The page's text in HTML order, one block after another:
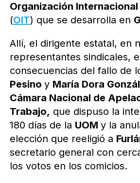
Organización
(OIT) que se desarrolla en
Allí, el dirigente estatal, en
representantes sindicales,
consecuencias del fallo de
Pesino y María Dora
Cámara Nacional de
Trabajo, que dispuso la
180 días de la UOM y la
elección que reeligió a
secretario general con
los votos en los comicios.